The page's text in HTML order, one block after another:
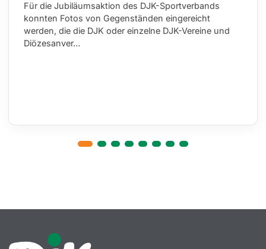
Für die Jubiläumsaktion des DJK-Sportverbands
konnten Fotos von Gegenständen eingereicht
werden, die die DJK oder einzelne DJK-Vereine und
Diözesanver…